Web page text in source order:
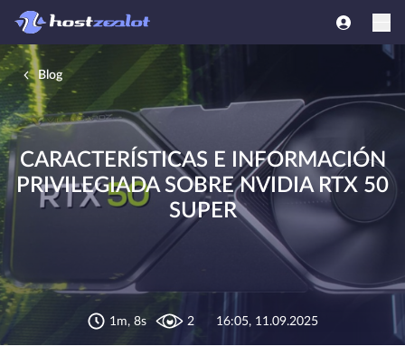
Blog
CARACTERÍSTICAS E INFORMACIÓN
PRIVILEGIADA SOBRE NVIDIA RTX 50
SUPER
1m, 8s 2 16:05, 11.09.2025